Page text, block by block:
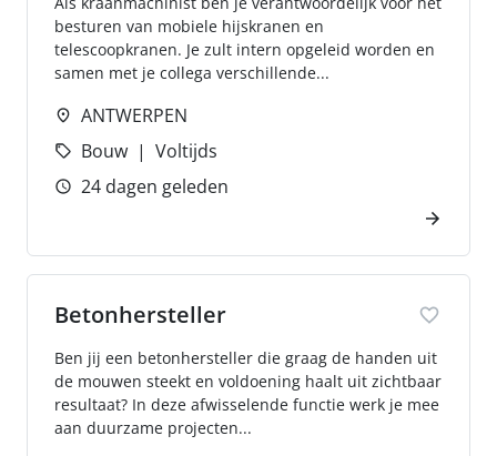
besturen van mobiele hijskranen en
telescoopkranen. Je zult intern opgeleid worden en
samen met je collega verschillende...
ANTWERPEN
Bouw
Voltijds
24 dagen geleden
Betonhersteller
Ben jij een betonhersteller die graag de handen uit
de mouwen steekt en voldoening haalt uit zichtbaar
resultaat? In deze afwisselende functie werk je mee
aan duurzame projecten...